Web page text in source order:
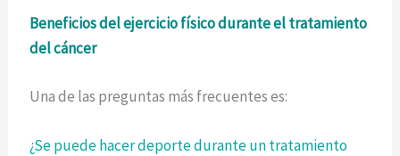
Beneficios del ejercicio físico durante el tratamiento
del cáncer
Una de las preguntas más frecuentes es:
¿Se puede hacer deporte durante un tratamiento